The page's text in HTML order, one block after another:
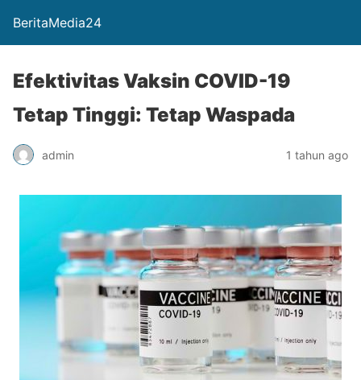
BeritaMedia24
Efektivitas Vaksin COVID-19
Tetap Tinggi: Tetap Waspada
admin 1 tahun ago